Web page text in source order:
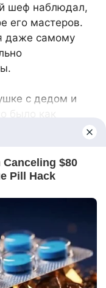
шеф наблюдал,
его мастеров.
даже самому
с дедом и
работы в
до нового
Но
хотя бы раз в
и
на своём